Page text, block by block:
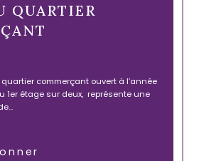
QUARTIER
commerçant ouvert à l’année
1er étage sur deux, représente une